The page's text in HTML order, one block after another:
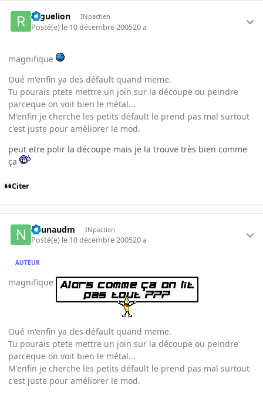
roguelion INpactien
Posté(e) le 10 décembre 200520 a
magnifique
Oué m'enfin ya des défault quand meme.
Tu pourais ptete mettre un join sur la découpe ou peindre
parceque on voit bien le métal...
M'enfin je cherche les petits défault le prend pas mal surtout
c'est juste pour améliorer le mod.
peut etre polir la découpe mais je la trouve très bien comme
ça
Citer
naunaudm INpactien
Posté(e) le 10 décembre 200520 a
AUTEUR
magnifique
Oué m'enfin ya des défault quand meme.
Tu pourais ptete mettre un join sur la découpe ou peindre
parceque on voit bien le métal...
M'enfin je cherche les petits défault le prend pas mal surtout
c'est juste pour améliorer le mod.